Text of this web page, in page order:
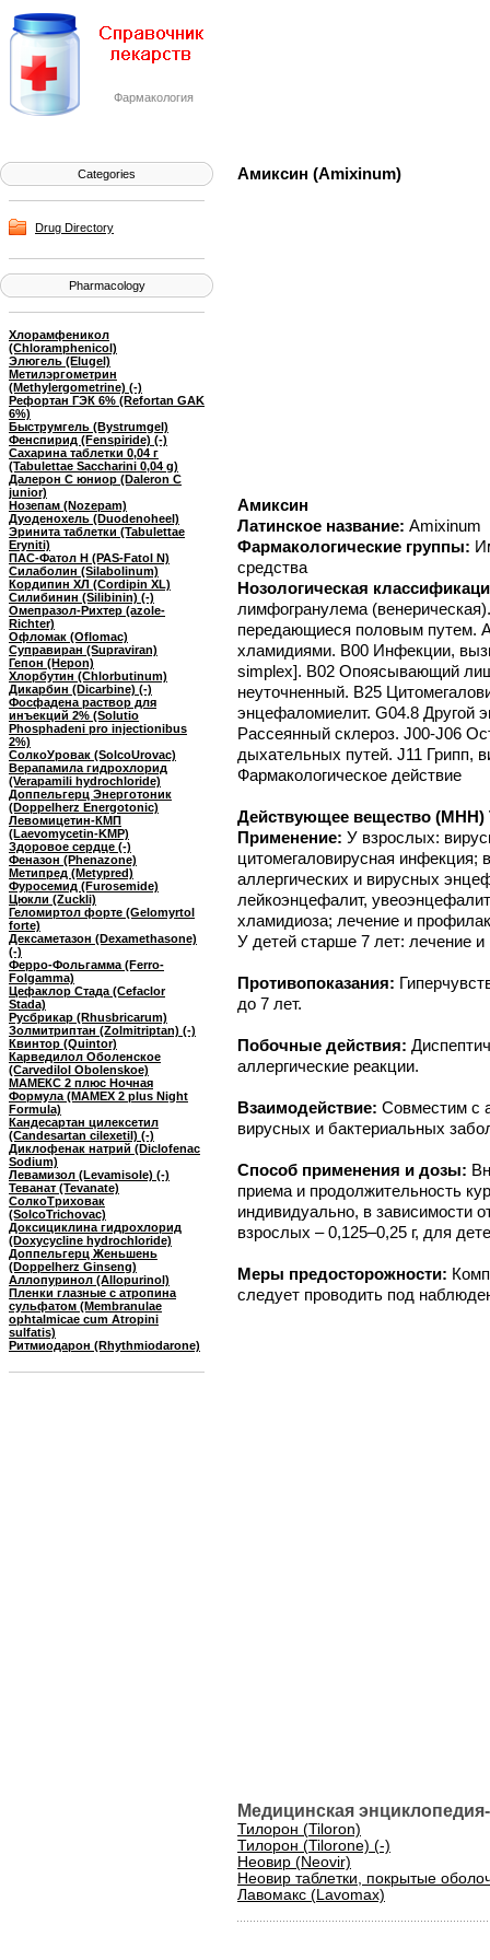
Фармакология
Categories
Drug Directory
Pharmacology
Хлорамфеникол
(Chloramphenicol)
Элюгель (Elugel)
Метилэргометрин
(Methylergometrine) (-)
Рефортан ГЭК 6% (Refortan GAK
6%)
Быструмгель (Bystrumgel)
Фенспирид (Fenspiride) (-)
Сахарина таблетки 0,04 г
(Tabulettae Saccharini 0,04 g)
Далерон C юниор (Daleron C
junior)
Нозепам (Nozepam)
Дуоденохель (Duodenoheel)
Эринита таблетки (Tabulettae
Eryniti)
ПАС-Фатол Н (PAS-Fatol N)
Силаболин (Silabolinum)
Кордипин XЛ (Cordipin XL)
Силибинин (Silibinin) (-)
Омепразол-Рихтер (azole-
Richter)
Офломак (Oflomac)
Суправиран (Supraviran)
Гепон (Hepon)
Хлорбутин (Chlorbutinum)
Дикарбин (Dicarbine) (-)
Фосфадена раствор для
инъекций 2% (Solutio
Phosphadeni pro injectionibus
2%)
СолкоУровак (SolcoUrovac)
Верапамила гидрохлорид
(Verapamili hydrochloride)
Доппельгерц Энерготоник
(Doppelherz Energotonic)
Левомицетин-КМП
(Laevomycetin-KMP)
Здоровое сердце (-)
Феназон (Phenazone)
Метипред (Metypred)
Фуросемид (Furosemide)
Цюкли (Zuckli)
Геломиртол форте (Gelomyrtol
forte)
Дексаметазон (Dexamethasone)
(-)
Ферро-Фольгамма (Ferro-
Folgamma)
Цефаклор Стада (Cefaclor
Stada)
Русбрикар (Rhusbricarum)
Золмитриптан (Zolmitriptan) (-)
Квинтор (Quintor)
Карведилол Оболенское
(Carvedilol Obolenskoe)
МАМЕКС 2 плюс Ночная
Формула (MAMEX 2 plus Night
Formula)
Кандесартан цилексетил
(Candesartan cilexetil) (-)
Диклофенак натрий (Diclofenac
Sodium)
Левамизол (Levamisole) (-)
Теванат (Tevanate)
СолкоТриховак
(SolcoTrichovac)
Доксициклина гидрохлорид
(Doxycycline hydrochloride)
Доппельгерц Женьшень
(Doppelherz Ginseng)
Аллопуринол (Allopurinol)
Пленки глазные с атропина
сульфатом (Membranulae
ophtalmicae cum Atropini
sulfatis)
Ритмиодарон (Rhythmiodarone)
Амиксин (Amixinum)
Амиксин
Латинское название: Amixinum
Фармакологические группы:
средства
Нозологическая
лимфогранулема
передающиеся половым путем.
хламидиями. B00 Инфекции,
simplex]. B02 Опоясывающий
неуточненный. B25
энцефаломиелит. G04.8 Другой
Рассеянный склероз. J00-J06
дыхательных путей. J11 Грипп,
Фармакологическое действие
Действующее вещество (МНН)
Применение: У взрослых:
цитомегаловирусная инфекция;
аллергических и вирусных
лейкоэнцефалит,
хламидиоза; лечение и
У детей старше 7 лет: лечение
Противопоказания:
до 7 лет.
Побочные действия:
аллергические реакции.
Взаимодействие: Совместим с
вирусных и бактериальных
Способ применения и дозы:
приема и продолжительность
индивидуально, в зависимости
взрослых – 0,125–0,25 г, для
Меры предосторожности:
следует проводить под
Медицинская
Тилорон (Tiloron)
Тилорон (Tilorone) (-)
Неовир (Neovir)
Неовир таблетки, покрытые
Лавомакс (Lavomax)